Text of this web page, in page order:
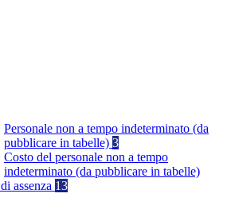
Personale non a tempo indeterminato (da
pubblicare in tabelle) 3
Costo del personale non a tempo
indeterminato (da pubblicare in tabelle)
assenza 13